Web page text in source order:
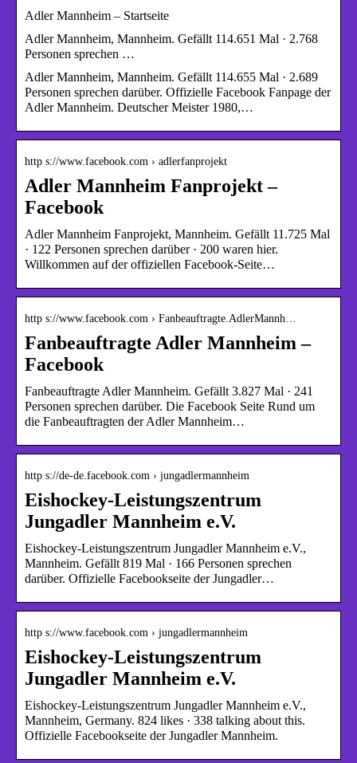
Adler Mannheim – Startseite
Adler Mannheim, Mannheim. Gefällt 114.651 Mal · 2.768
Personen sprechen …
Adler Mannheim, Mannheim. Gefällt 114.655 Mal · 2.689
Personen sprechen darüber. Offizielle Facebook Fanpage der
Adler Mannheim. Deutscher Meister 1980,…
http s://www.facebook.com › adlerfanprojekt
Adler Mannheim Fanprojekt –
Facebook
Adler Mannheim Fanprojekt, Mannheim. Gefällt 11.725 Mal
· 122 Personen sprechen darüber · 200 waren hier.
Willkommen auf der offiziellen Facebook-Seite…
http s://www.facebook.com › Fanbeauftragte.AdlerMannh…
Fanbeauftragte Adler Mannheim –
Facebook
Fanbeauftragte Adler Mannheim. Gefällt 3.827 Mal · 241
Personen sprechen darüber. Die Facebook Seite Rund um
die Fanbeauftragten der Adler Mannheim…
http s://de-de.facebook.com › jungadlermannheim
Eishockey-Leistungszentrum
Jungadler Mannheim e.V.
Eishockey-Leistungszentrum Jungadler Mannheim e.V.,
Mannheim. Gefällt 819 Mal · 166 Personen sprechen
darüber. Offizielle Facebookseite der Jungadler…
http s://www.facebook.com › jungadlermannheim
Eishockey-Leistungszentrum
Jungadler Mannheim e.V.
Eishockey-Leistungszentrum Jungadler Mannheim e.V.,
Mannheim, Germany. 824 likes · 338 talking about this.
Offizielle Facebookseite der Jungadler Mannheim.